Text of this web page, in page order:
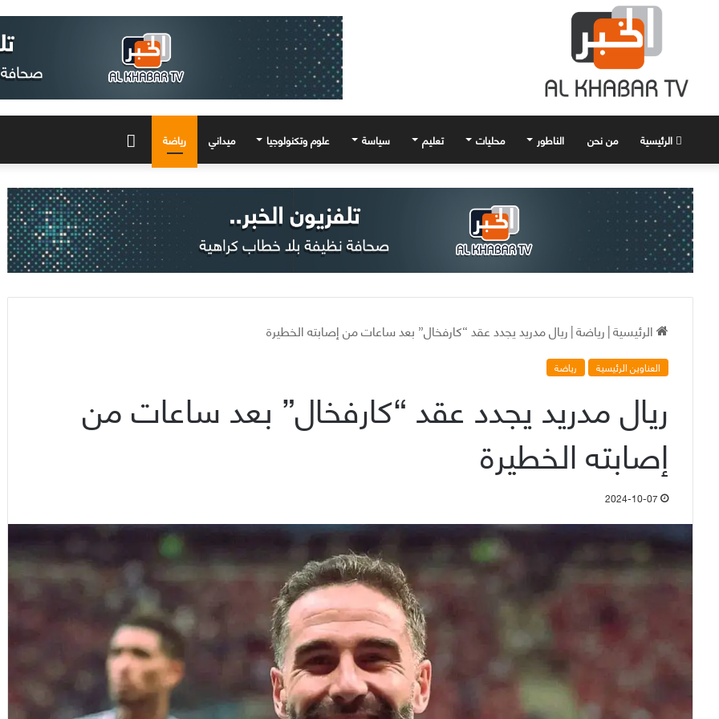
الرئيسية من نحن الناطور محليات تعليم سياسة علوم وتكنولوجيا ميداني رياضة
الرئيسية|رياضة|ريال مدريد يجدد عقد “كارفخال” بعد ساعات من إصابته الخطيرة
العناوين الرئيسية رياضة
ريال مدريد يجدد عقد “كارفخال” بعد ساعات من
إصابته الخطيرة
2024-10-07